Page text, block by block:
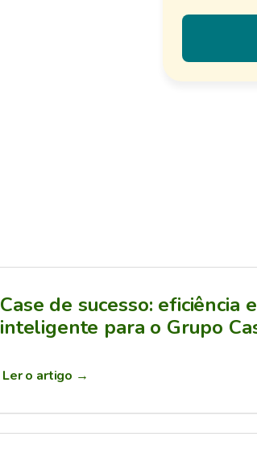
Case de sucesso: eficiência
inteligente para o Grupo
Ler o artigo →